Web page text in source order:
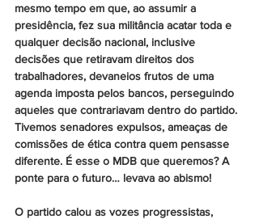
mesmo tempo em que, ao assumir a
presidência, fez sua militância acatar toda e
qualquer decisão nacional, inclusive
decisões que retiravam direitos dos
trabalhadores, devaneios frutos de uma
agenda imposta pelos bancos, perseguindo
aqueles que contrariavam dentro do partido.
Tivemos senadores expulsos, ameaças de
comissões de ética contra quem pensasse
diferente. É esse o MDB que queremos? A
ponte para o futuro… levava ao abismo!
O partido calou as vozes progressistas,